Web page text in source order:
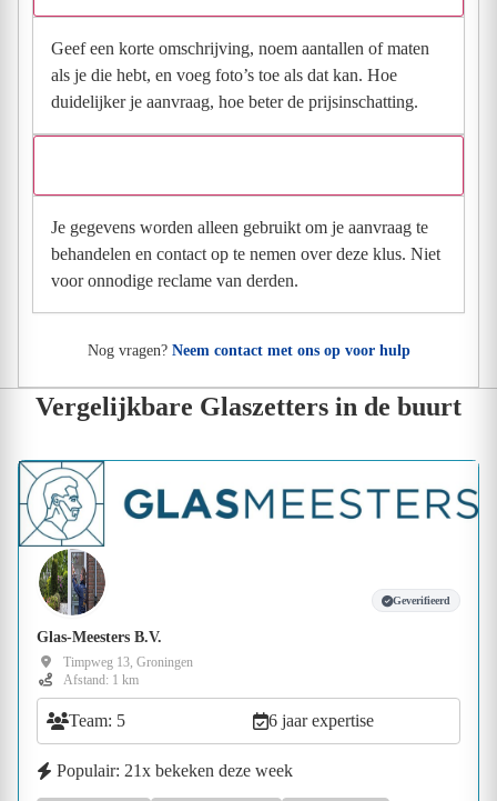
Geef een korte omschrijving, noem aantallen of maten
als je die hebt, en voeg foto’s toe als dat kan. Hoe
duidelijker je aanvraag, hoe beter de prijsinschatting.
Je gegevens worden alleen gebruikt om je aanvraag te
behandelen en contact op te nemen over deze klus. Niet
voor onnodige reclame van derden.
Nog vragen? Neem contact met ons op voor hulp
Vergelijkbare Glaszetters in de buurt
Geverifieerd
Glas-Meesters B.V.
Timpweg 13, Groningen
Afstand: 1 km
Team: 5 6 jaar expertise
Populair: 21x bekeken deze week